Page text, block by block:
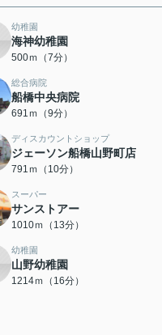
幼稚園
海神幼稚園
500ｍ（7分）
総合病院
船橋中央病院
691ｍ（9分）
ディスカウントショップ
ジェーソン船橋山野町店
791ｍ（10分）
スーパー
サンストアー
1010ｍ（13分）
幼稚園
山野幼稚園
1214ｍ（16分）